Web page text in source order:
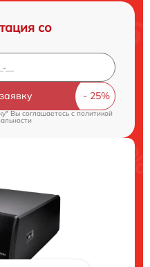
со
Вы соглашаетесь c политикой